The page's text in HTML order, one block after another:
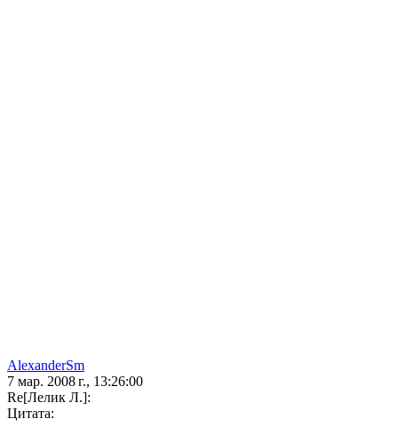
AlexanderSm
7 мар. 2008 г., 13:26:00
Re[Лелик Л.]:
Цитата: